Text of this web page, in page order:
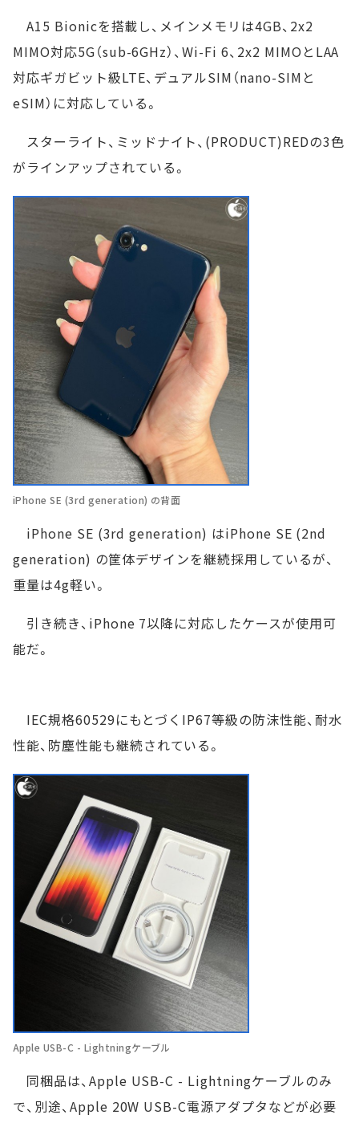
A15 Bionicを搭載し、メインメモリは4GB、2x2
MIMO対応5G（sub-6GHz）、Wi-Fi 6、2x2 MIMOとLAA
対応ギガビット級LTE、デュアルSIM（nano-SIMと
eSIM）に対応している。
スターライト、ミッドナイト、(PRODUCT)REDの3色
がラインアップされている。
iPhone SE (3rd generation) の背面
iPhone SE (3rd generation) はiPhone SE (2nd
generation) の筐体デザインを継続採用しているが、
重量は4g軽い。
引き続き、iPhone 7以降に対応したケースが使用可
能だ。
IEC規格60529にもとづくIP67等級の防沫性能、耐水
性能、防塵性能も継続されている。
Apple USB-C - Lightningケーブル
同梱品は、Apple USB-C - Lightningケーブルのみ
で、別途、Apple 20W USB-C電源アダプタなどが必要